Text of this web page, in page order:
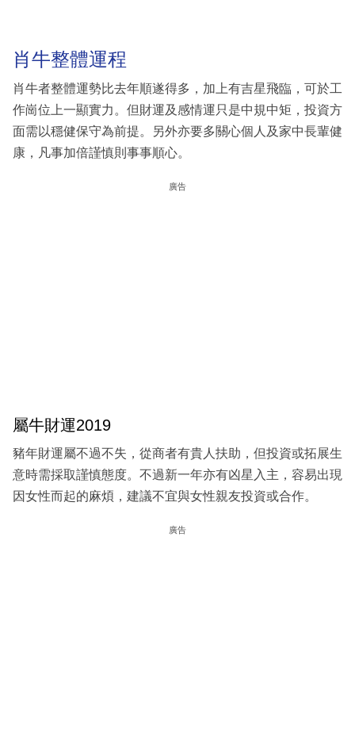
肖牛整體運程
肖牛者整體運勢比去年順遂得多，加上有吉星飛臨，可於工
作崗位上一顯實力。但財運及感情運只是中規中矩，投資方
面需以穩健保守為前提。另外亦要多關心個人及家中長輩健
康，凡事加倍謹慎則事事順心。
廣告
屬牛財運2019
豬年財運屬不過不失，從商者有貴人扶助，但投資或拓展生
意時需採取謹慎態度。不過新一年亦有凶星入主，容易出現
因女性而起的麻煩，建議不宜與女性親友投資或合作。
廣告